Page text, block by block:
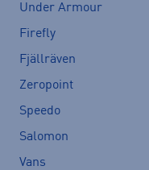
Under Armour
Firefly
Fjällräven
Zeropoint
Speedo
Salomon
Vans